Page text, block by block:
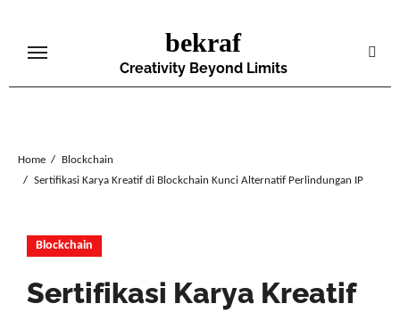
content
bekraf
Creativity Beyond Limits
Home
Blockchain
Sertifikasi Karya Kreatif di Blockchain Kunci Alternatif Perlindungan IP
Blockchain
Sertifikasi Karya Kreatif